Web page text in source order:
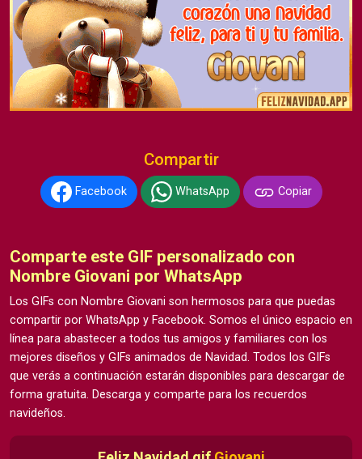
Compartir
Facebook WhatsApp Copiar
Comparte este GIF personalizado con
Nombre Giovani por WhatsApp
Los GIFs con Nombre Giovani son hermosos para que puedas
compartir por WhatsApp y Facebook. Somos el único espacio en
línea para abastecer a todos tus amigos y familiares con los
mejores diseños y GIFs animados de Navidad. Todos los GIFs
que verás a continuación estarán disponibles para descargar de
forma gratuita. Descarga y comparte para los recuerdos
navideños.